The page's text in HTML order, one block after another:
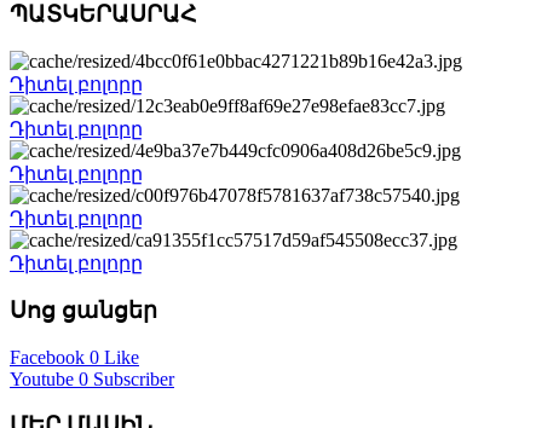
ՊԱՏԿԵՐԱՍՐԱՀ
Դիտել բոլորը
Դիտել բոլորը
Դիտել բոլորը
Դիտել բոլորը
Դիտել բոլորը
Սոց ցանցեր
Facebook 0 Like
Youtube 0 Subscriber